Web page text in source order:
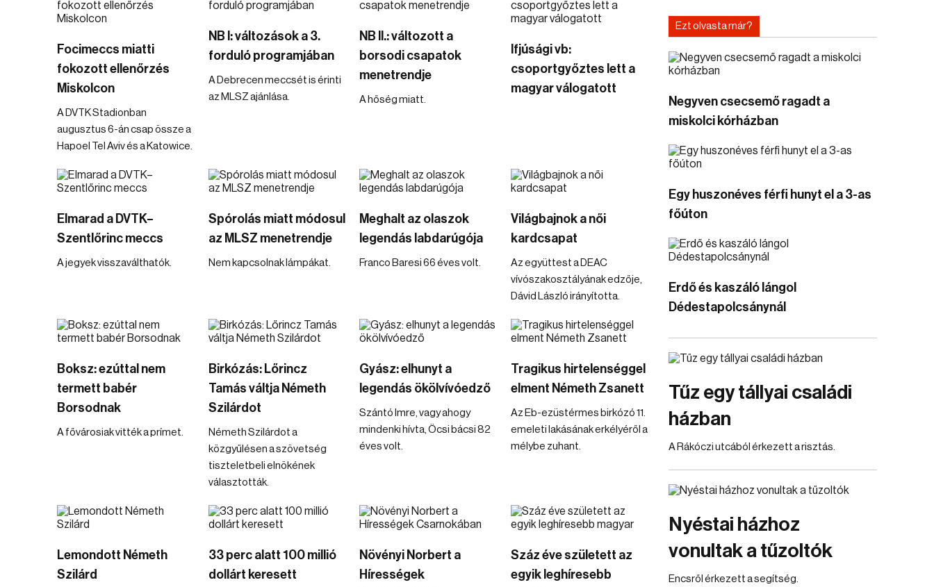
Focimeccs miatti
fokozott ellenőrzés
Miskolcon
A DVTK Stadionban
augusztus 6-án csap össze a
Hapoel Tel Aviv és a Katowice.
NB I: változások a 3.
forduló programjában
A Debrecen meccsét is érinti
az MLSZ ajánlása.
NB II.: változott a
borsodi csapatok
menetrendje
A hőség miatt.
Ifjúsági vb:
csoportgyőztes lett a
magyar válogatott
Elmarad a DVTK–
Szentlőrinc meccs
A jegyek visszaválthatók.
Spórolás miatt módosul
az MLSZ menetrendje
Nem kapcsolnak lámpákat.
Meghalt az olaszok
legendás labdarúgója
Franco Baresi 66 éves volt.
Világbajnok a női
kardcsapat
Az együttest a DEAC
vívószakosztályának edzője,
Dávid László irányította.
Boksz: ezúttal nem
termett babér
Borsodnak
A fővárosiak vitték a prímet.
Birkózás: Lőrincz
Tamás váltja Németh
Szilárdot
Németh Szilárdot a
közgyűlésen a szövetség
tiszteletbeli elnökének
választották.
Gyász: elhunyt a
legendás ökölvívóedző
Szántó Imre, vagy ahogy
mindenki hívta, Öcsi bácsi 82
éves volt.
Tragikus hirtelenséggel
elment Németh Zsanett
Az Eb-ezüstérmes birkózó 11.
emeleti lakásának erkélyéről a
mélybe zuhant.
Lemondott Németh
Szilárd
33 perc alatt 100 millió
dollárt keresett
Növényi Norbert a
Hírességek
Száz éve született az
egyik leghíresebb
Ezt olvasta már?
Negyven csecsemő ragadt a
miskolci kórházban
Egy huszonéves férfi hunyt el a 3-as
főúton
Erdő és kaszáló lángol
Dédestapolcsánynál
Tűz egy tállyai családi
házban
A Rákóczi utcából érkezett a risztás.
Nyéstai házhoz
vonultak a tűzoltók
Encsről érkezett a segítség.